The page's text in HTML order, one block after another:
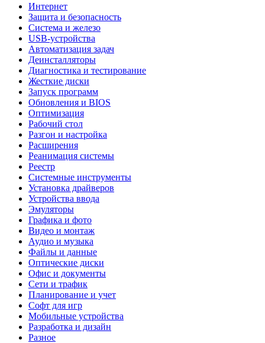
Интернет
Защита и безопасность
Система и железо
USB-устройства
Автоматизация задач
Деинсталляторы
Диагностика и тестирование
Жесткие диски
Запуск программ
Обновления и BIOS
Оптимизация
Рабочий стол
Разгон и настройка
Расширения
Реанимация системы
Реестр
Системные инструменты
Установка драйверов
Устройства ввода
Эмуляторы
Графика и фото
Видео и монтаж
Аудио и музыка
Файлы и данные
Оптические диски
Офис и документы
Сети и трафик
Планирование и учет
Софт для игр
Мобильные устройства
Разработка и дизайн
Разное